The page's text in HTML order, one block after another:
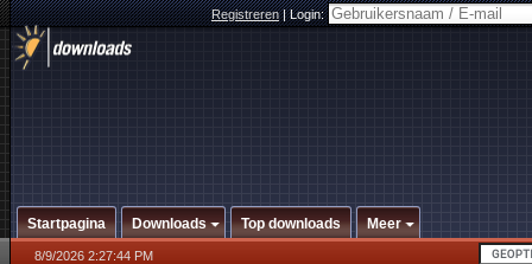
Registreren|Login:
Startpagina Downloads Top downloads Meer
8/9/2026 2:27:44 PM